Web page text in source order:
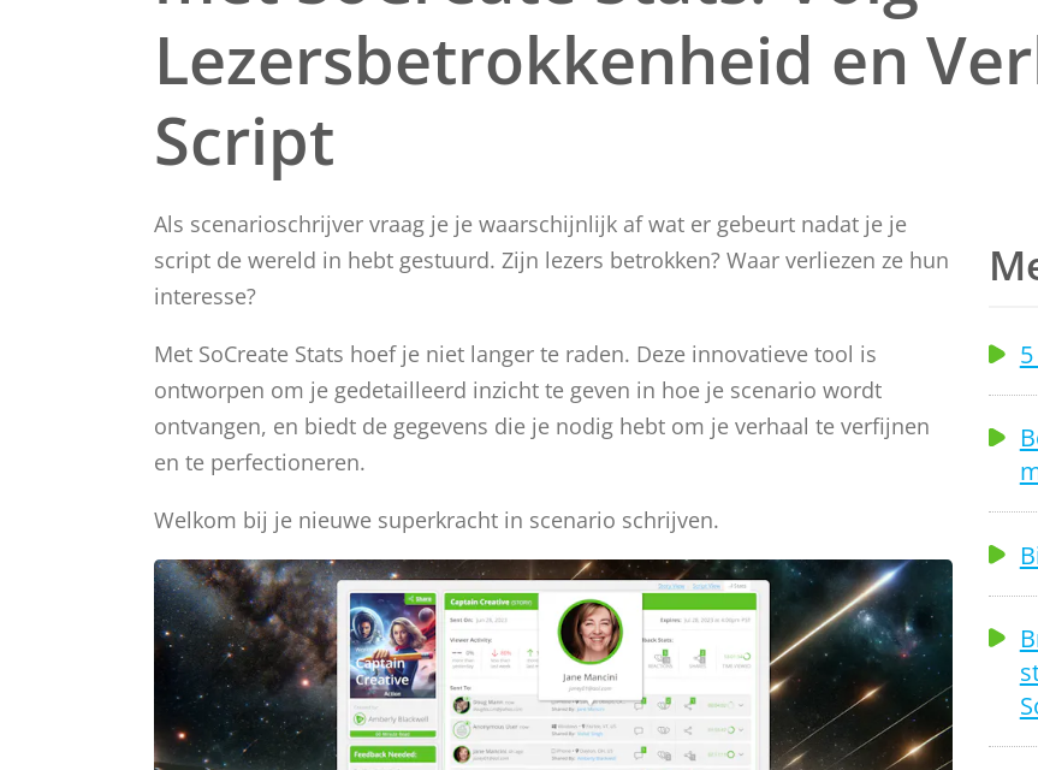
Lezersbetrokkenheid en
Script
Als scenarioschrijver vraag je je waarschijnlijk af wat er gebeurt nadat je je
script de wereld in hebt gestuurd. Zijn lezers betrokken? Waar verliezen ze hun
interesse?
Met SoCreate Stats hoef je niet langer te raden. Deze innovatieve tool is
ontworpen om je gedetailleerd inzicht te geven in hoe je scenario wordt
ontvangen, en biedt de gegevens die je nodig hebt om je verhaal te verfijnen
en te perfectioneren.
Welkom bij je nieuwe superkracht in scenario schrijven.